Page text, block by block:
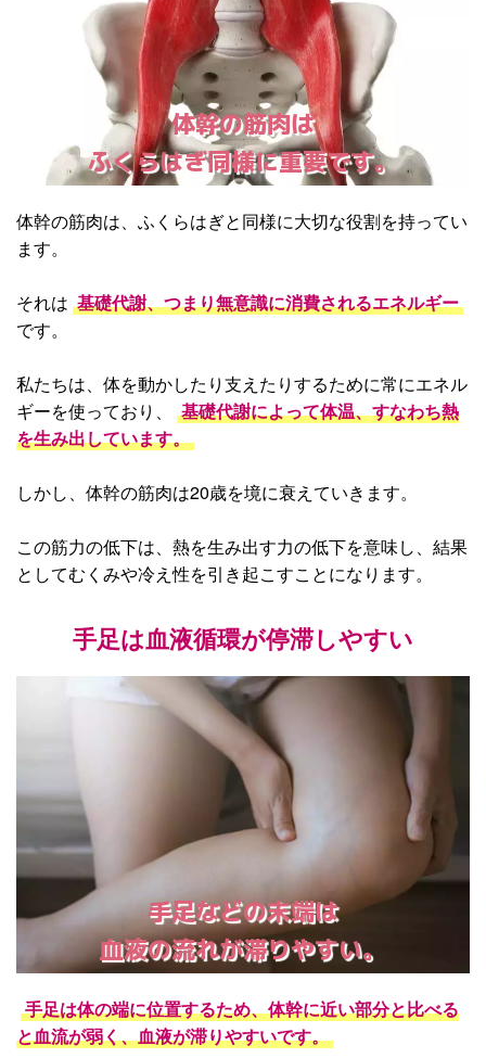
体幹の筋肉は
ふくらはぎ同様に重要です。
体幹の筋肉は、ふくらはぎと同様に大切な役割を持ってい
ます。
それは 基礎代謝、つまり無意識に消費されるエネルギー
です。
私たちは、体を動かしたり支えたりするために常にエネル
ギーを使っており、
基礎代謝によって体温、すなわち熱
を生み出しています。
しかし、体幹の筋肉は20歳を境に衰えていきます。
この筋力の低下は、熱を生み出す力の低下を意味し、結果
としてむくみや冷え性を引き起こすことになります。
手足は血液循環が停滞しやすい
手足などの末端は
血液の流れが滞りやすい。
手足は体の端に位置するため、体幹に近い部分と比べる
と血流が弱く、血液が滞りやすいです。